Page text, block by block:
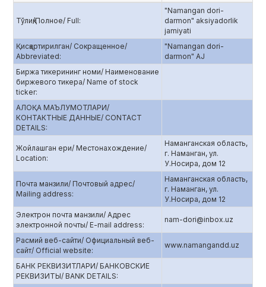
Тўлиқ/Полное/ Full:
"Namangan dori-
darmon" aksiyadorlik
jamiyati
Қисқартирилган/ Сокращенное/
Abbreviated:
"Namangan dori-
darmon" AJ
Биржа тикерининг номи/ Наименование
биржевого тикера/ Name of stock
ticker:
АЛОҚА МАЪЛУМОТЛАРИ/
КОНТАКТНЫЕ ДАННЫЕ/ CONTACT
DETAILS:
Жойлашган ери/ Местонахождение/
Location:
Наманганская область,
г. Наманган, ул.
У.Носира, дом 12
Почта манзили/ Почтовый адрес/
Mailing address:
Наманганская область,
г. Наманган, ул.
У.Носира, дом 12
Электрон почта манзили/ Адрес
электронной почты/ E-mail address:
nam-dori@inbox.uz
Расмий веб-сайти/ Официальный веб-
сайт/ Official website:
www.namangandd.uz
БАНК РЕКВИЗИТЛАРИ/ БАНКОВСКИЕ
РЕКВИЗИТЫ/ BANK DETAILS: